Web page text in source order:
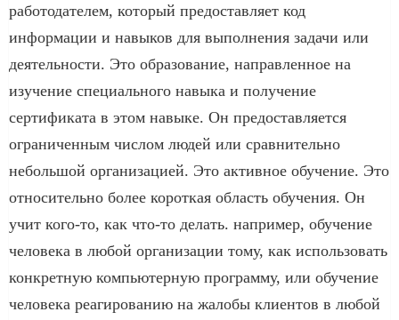
работодателем, который предоставляет код
информации и навыков для выполнения задачи или
деятельности. Это образование, направленное на
изучение специального навыка и получение
сертификата в этом навыке. Он предоставляется
ограниченным числом людей или сравнительно
небольшой организацией. Это активное обучение. Это
относительно более короткая область обучения. Он
учит кого-то, как что-то делать. например, обучение
человека в любой организации тому, как использовать
конкретную компьютерную программу, или обучение
человека реагированию на жалобы клиентов в любой